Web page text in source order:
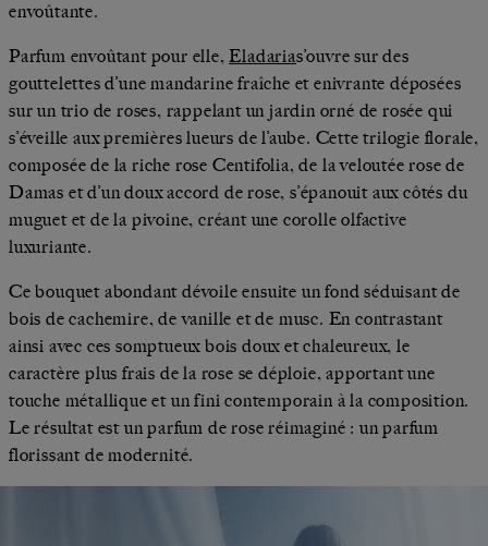
envoûtante.
Parfum envoûtant pour elle,Eladarias’ouvre sur des
gouttelettes d’une mandarine fraîche et enivrante déposées
sur un trio de roses, rappelant un jardin orné de rosée qui
s’éveille aux premières lueurs de l’aube. Cette trilogie florale,
composée de la riche rose Centifolia, de la veloutée rose de
Damas et d’un doux accord de rose, s’épanouit aux côtés du
muguet et de la pivoine, créant une corolle olfactive
luxuriante.
Ce bouquet abondant dévoile ensuite un fond séduisant de
bois de cachemire, de vanille et de musc. En contrastant
ainsi avec ces somptueux bois doux et chaleureux, le
caractère plus frais de la rose se déploie, apportant une
touche métallique et un fini contemporain à la composition.
Le résultat est un parfum de rose réimaginé : un parfum
florissant de modernité.